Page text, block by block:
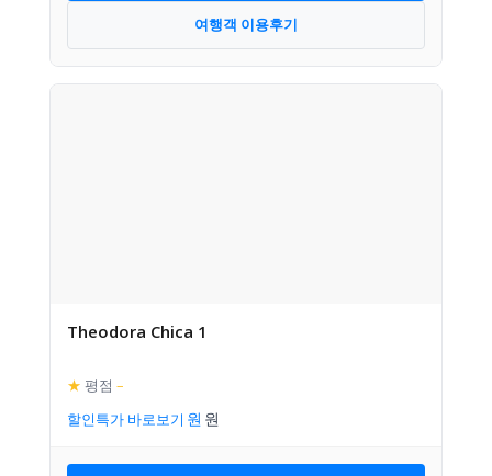
여행객 이용후기
Theodora Chica 1
★ 평점 –
할인특가 바로보기